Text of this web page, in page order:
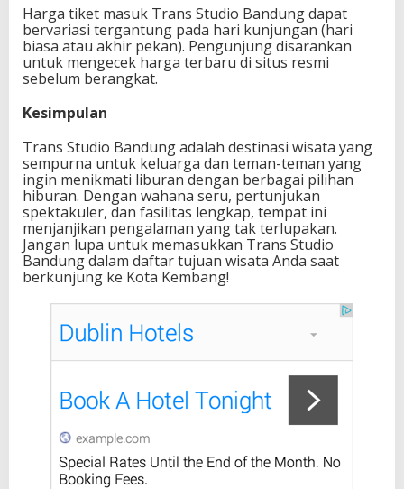
Harga tiket masuk Trans Studio Bandung dapat
bervariasi tergantung pada hari kunjungan (hari
biasa atau akhir pekan). Pengunjung disarankan
untuk mengecek harga terbaru di situs resmi
sebelum berangkat.
Kesimpulan
Trans Studio Bandung adalah destinasi wisata yang
sempurna untuk keluarga dan teman-teman yang
ingin menikmati liburan dengan berbagai pilihan
hiburan. Dengan wahana seru, pertunjukan
spektakuler, dan fasilitas lengkap, tempat ini
menjanjikan pengalaman yang tak terlupakan.
Jangan lupa untuk memasukkan Trans Studio
Bandung dalam daftar tujuan wisata Anda saat
berkunjung ke Kota Kembang!